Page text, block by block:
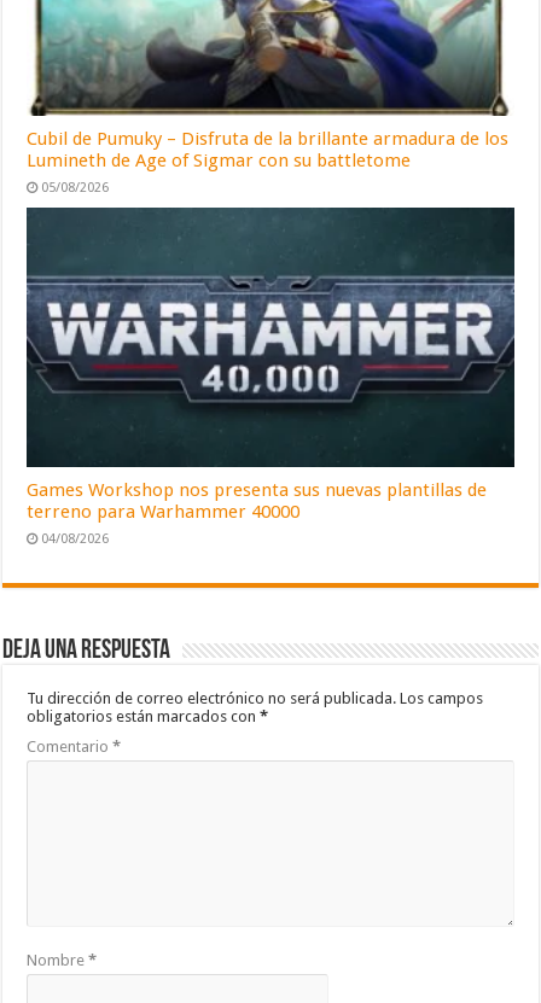
Cubil de Pumuky – Disfruta de la brillante armadura de los
Lumineth de Age of Sigmar con su battletome
05/08/2026
Games Workshop nos presenta sus nuevas plantillas de
terreno para Warhammer 40000
04/08/2026
Deja una respuesta
Tu dirección de correo electrónico no será publicada. Los campos
obligatorios están marcados con*
Comentario*
Nombre*